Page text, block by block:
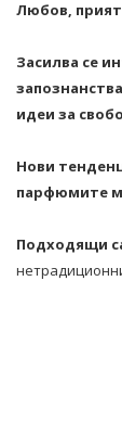
Любов,
Засилва се
идеи за
Нови
парфюмите
Подходящи